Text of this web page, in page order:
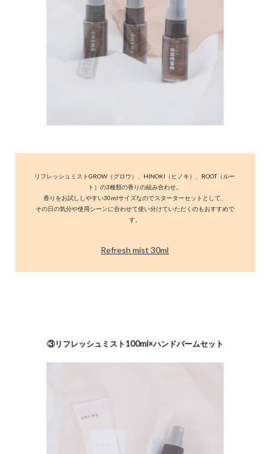
リフレッシュミストGROW（グロウ）、HINOKI（ヒノキ）、ROOT（ルー
ト）の3種類の香りの組み合わせ。
香りをお試ししやすい30mlサイズなのでスターターセットとして、
その日の気分や使用シーンに合わせて使い分けていただくのもおすすめで
す。
Refresh mist 30ml
③リフレッシュミスト100ml×ハンドバームセット